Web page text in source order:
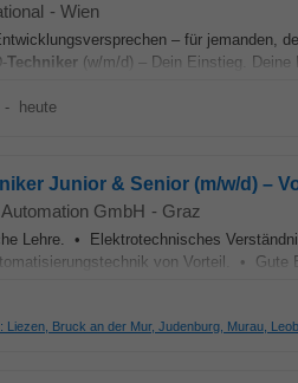
- Wien
– für jemanden,
Techniker (w/m/d) – Dein Einstieg. Deine
- heute
Junior & Senior (m/w/d) –
GmbH - Graz
Lehre. • Elektrotechnisches
von Vorteil. • Gute
Liezen, Bruck an der Mur, Judenburg, Murau,